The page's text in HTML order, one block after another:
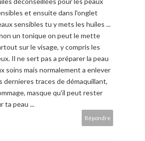
et ensuite dans l'onglet
sensibles tu y mets les huiles ...
un tonique on peut le mette
sur le visage, y compris les
Il ne sert pas a préparer la peau
soins mais normalement a enlever
dernieres traces de démaquillant,
masque qu'il peut rester
ta peau ...
Répondre